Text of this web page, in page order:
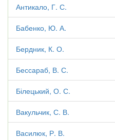
Антикало, Г. С.
Бабенко, Ю. А.
Бердник, К. О.
Бессараб, В. С.
Білецький, О. С.
Вакульчик, С. В.
Василюк, Р. В.